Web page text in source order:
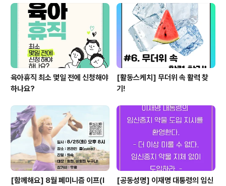
“제발, 부디, 반드시 복원을 간청합니다. 정부가 마지막 보
루같은 역할을 충분히 할 수 없다면 할수 있는 곳에 맡기길
시민으로 강력히 요청합니다.” “언제든 일상적으로 어려움
을 말하고 함께 해결할 수 있는 곳은..
육아휴직 최소 몇일 전에 신청해야
하나요?
[활동스케치] 무더위 속 활력 찾
기!
[함께해요] 8월 페미니즘 이프(I
[공동성명] 이재명 대통령의 임신